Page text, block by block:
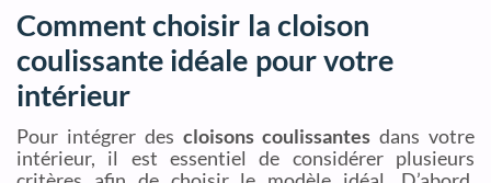
Comment choisir la cloison
coulissante idéale pour votre
intérieur
Pour intégrer des cloisons coulissantes dans votre
intérieur, il est essentiel de considérer plusieurs